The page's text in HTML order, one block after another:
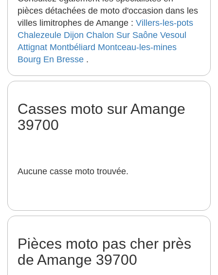
pièces détachées de moto d'occasion dans les
villes limitrophes de Amange : Villers-les-pots
Chalezeule Dijon Chalon Sur Saône Vesoul
Attignat Montbéliard Montceau-les-mines
Bourg En Bresse .
Casses moto sur Amange
39700
Aucune casse moto trouvée.
Pièces moto pas cher près
de Amange 39700